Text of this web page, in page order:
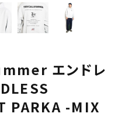
エンドレ
PARKA -MIX